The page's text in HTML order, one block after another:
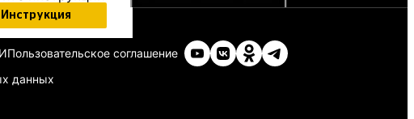
Инструкция
Пользовательское соглашение
данных